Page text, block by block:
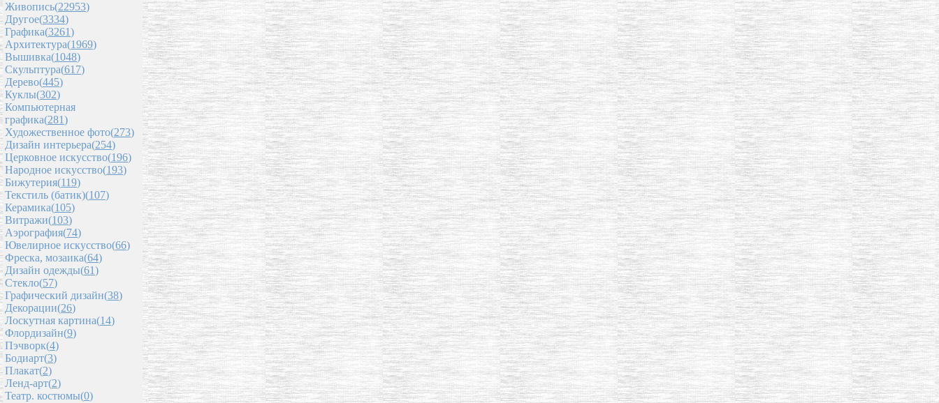
Живопись(22953)
Другое(3334)
Графика(3261)
Архитектура(1969)
Вышивка(1048)
Скульптура(617)
Дерево(445)
Куклы(302)
Компьютерная
графика(281)
Художественное фото(273)
Дизайн интерьера(254)
Церковное искусство(196)
Народное искусство(193)
Бижутерия(119)
Текстиль (батик)(107)
Керамика(105)
Витражи(103)
Аэрография(74)
Ювелирное искусство(66)
Фреска, мозаика(64)
Дизайн одежды(61)
Стекло(57)
Графический дизайн(38)
Декорации(26)
Лоскутная картина(14)
Флордизайн(9)
Пэчворк(4)
Бодиарт(3)
Плакат(2)
Ленд-арт(2)
Театр. костюмы(0)